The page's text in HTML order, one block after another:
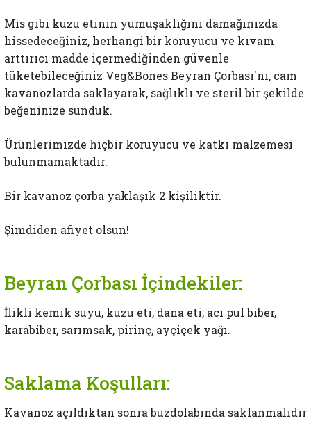
Mis gibi kuzu etinin yumuşaklığını damağınızda
hissedeceğiniz, herhangi bir koruyucu ve kıvam
arttırıcı madde içermediğinden güvenle
tüketebileceğiniz Veg&Bones Beyran Çorbası'nı, cam
kavanozlarda saklayarak, sağlıklı ve steril bir şekilde
beğeninize sunduk.
Ürünlerimizde hiçbir koruyucu ve katkı malzemesi
bulunmamaktadır.
Bir kavanoz çorba yaklaşık 2 kişiliktir.
Şimdiden afiyet olsun!
Beyran Çorbası İçindekiler:
İlikli kemik suyu, kuzu eti, dana eti, acı pul biber,
karabiber, sarımsak, pirinç, ayçiçek yağı.
Saklama Koşulları:
Kavanoz açıldıktan sonra buzdolabında saklanmalıdır